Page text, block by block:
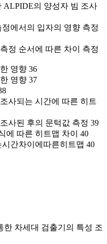
ALPIDE의 양성자 빔 조사
에서의 입자의 영향 측정
정 순서에 따른 차이 측정
영향 36
영향 37
사되는 시간에 따른 히트
사된 후의 문턱값 측정 39
에 따른 히트맵 차이 40
간차이에따른히트맵 40
차세대 검출기의 특성 조